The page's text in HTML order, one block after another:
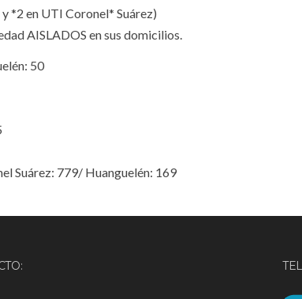
*2 en UTI Coronel* Suárez)
AISLADOS en sus domicilios.
50
Suárez: 779/ Huanguelén: 169